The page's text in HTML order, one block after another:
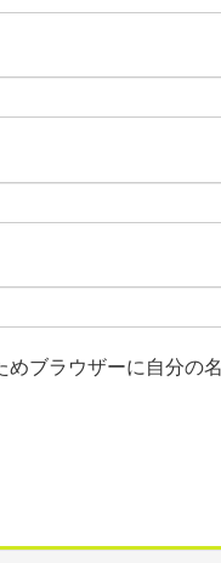
ブラウザーに自分の